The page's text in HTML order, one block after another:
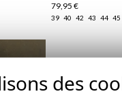
79,95 €
39 40 42 43 44 45
des